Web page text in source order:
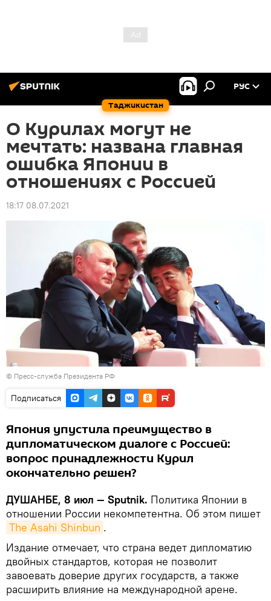
Таджикистан
РУС
О Курилах могут не
мечтать: названа главная
ошибка Японии в
отношениях с Россией
18:17 08.07.2021
© Пресс-служба Президента РФ
Подписаться
Япония упустила преимущество в
дипломатическом диалоге с Россией:
вопрос принадлежности Курил
окончательно решен?
ДУШАНБЕ, 8 июл — Sputnik. Политика Японии в
отношении России некомпетентна. Об этом пишет
The Asahi Shinbun .
Издание отмечает, что страна ведет дипломатию
двойных стандартов, которая не позволит
завоевать доверие других государств, а также
расширить влияние на международной арене.